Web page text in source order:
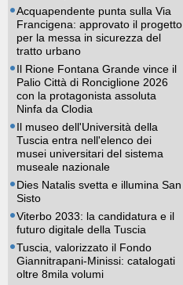
Acquapendente punta sulla Via
Francigena: approvato il progetto
per la messa in sicurezza del
tratto urbano
Il Rione Fontana Grande vince il
Palio Città di Ronciglione 2026
con la protagonista assoluta
Ninfa da Clodia
Il museo dell'Università della
Tuscia entra nell'elenco dei
musei universitari del sistema
museale nazionale
Dies Natalis svetta e illumina San
Sisto
Viterbo 2033: la candidatura e il
futuro digitale della Tuscia
Tuscia, valorizzato il Fondo
Giannitrapani-Minissi: catalogati
oltre 8mila volumi